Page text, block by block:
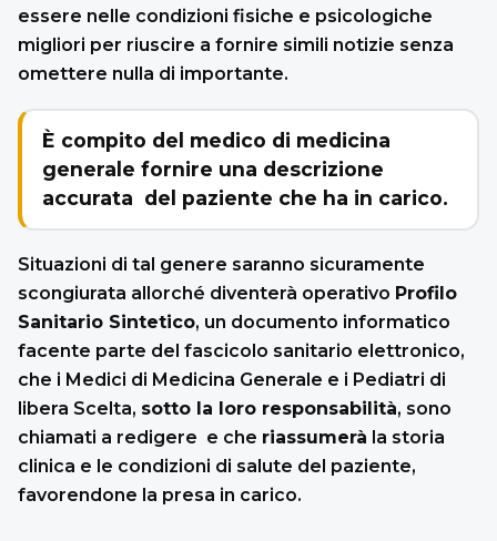
essere nelle condizioni fisiche e psicologiche
migliori per riuscire a fornire simili notizie senza
omettere nulla di importante.
È compito del medico di medicina
generale fornire una descrizione
accurata del paziente che ha in carico.
Situazioni di tal genere saranno sicuramente
scongiurata allorché diventerà operativo Profilo
Sanitario Sintetico, un documento informatico
facente parte del fascicolo sanitario elettronico,
che i Medici di Medicina Generale e i Pediatri di
libera Scelta, sotto la loro responsabilità, sono
chiamati a redigere e che riassumerà la storia
clinica e le condizioni di salute del paziente,
favorendone la presa in carico.